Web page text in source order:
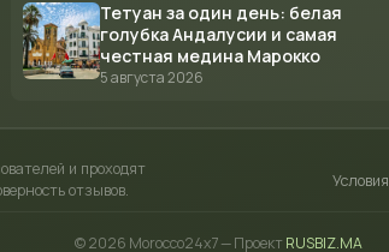
Тетуан за один день: белая
голубка Андалусии и самая
честная медина Марокко
5 августа 2026
и проходят
отзывов.
Условия
© 2026 Morocco24x7 — Проект RUSBIZ.MA